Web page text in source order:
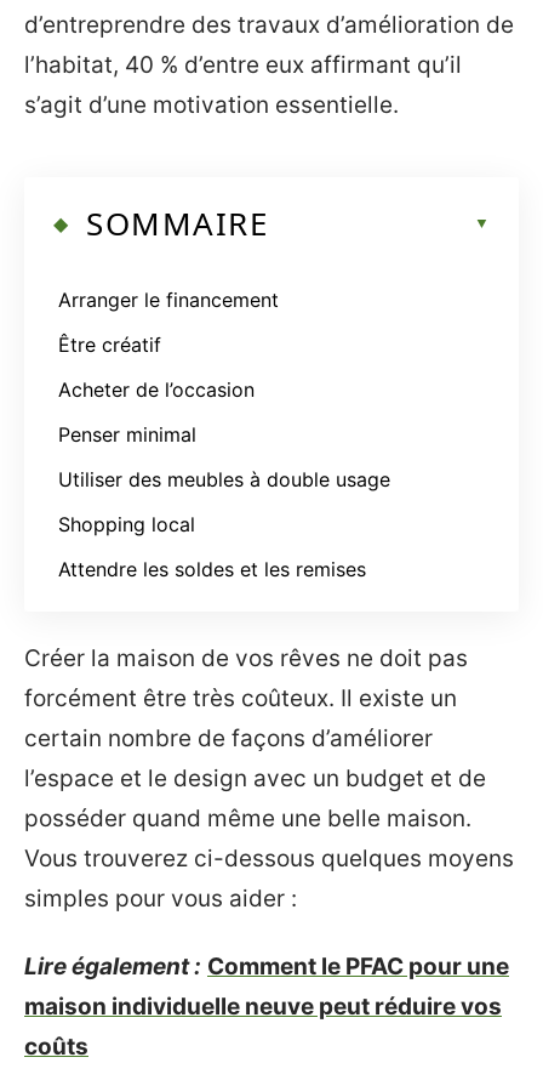
d’entreprendre des travaux d’amélioration de
l’habitat, 40 % d’entre eux affirmant qu’il
s’agit d’une motivation essentielle.
SOMMAIRE
Arranger le financement
Être créatif
Acheter de l’occasion
Penser minimal
Utiliser des meubles à double usage
Shopping local
Attendre les soldes et les remises
Créer la maison de vos rêves ne doit pas
forcément être très coûteux. Il existe un
certain nombre de façons d’améliorer
l’espace et le design avec un budget et de
posséder quand même une belle maison.
Vous trouverez ci-dessous quelques moyens
simples pour vous aider :
Lire également : Comment le PFAC pour une
maison individuelle neuve peut réduire vos
coûts